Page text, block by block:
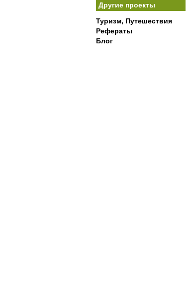
Другие проекты
Туризм, Путешествия
Рефераты
Блог